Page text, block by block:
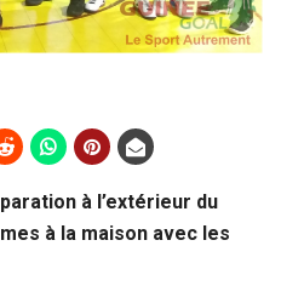
à l’extérieur du
à la maison avec les